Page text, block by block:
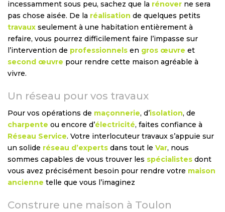
incessamment sous peu, sachez que la rénover ne sera
pas chose aisée. De la réalisation de quelques petits
travaux seulement à une habitation entièrement à
refaire, vous pourrez difficilement faire l’impasse sur
l’intervention de professionnels en gros œuvre et
second œuvre pour rendre cette maison agréable à
vivre.
Un réseau pour vos travaux
Pour vos opérations de maçonnerie, d’isolation, de
charpente ou encore d’électricité, faites confiance à
Réseau Service. Votre interlocuteur travaux s’appuie sur
un solide réseau d’experts dans tout le Var, nous
sommes capables de vous trouver les spécialistes dont
vous avez précisément besoin pour rendre votre maison
ancienne telle que vous l’imaginez
Construre une maison à Toulon